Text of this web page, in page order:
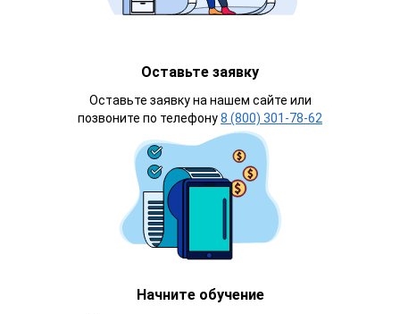
Оставьте заявку
Оставьте заявку на нашем сайте или
позвоните по телефону8 (800) 301-78-62
Начните обучение